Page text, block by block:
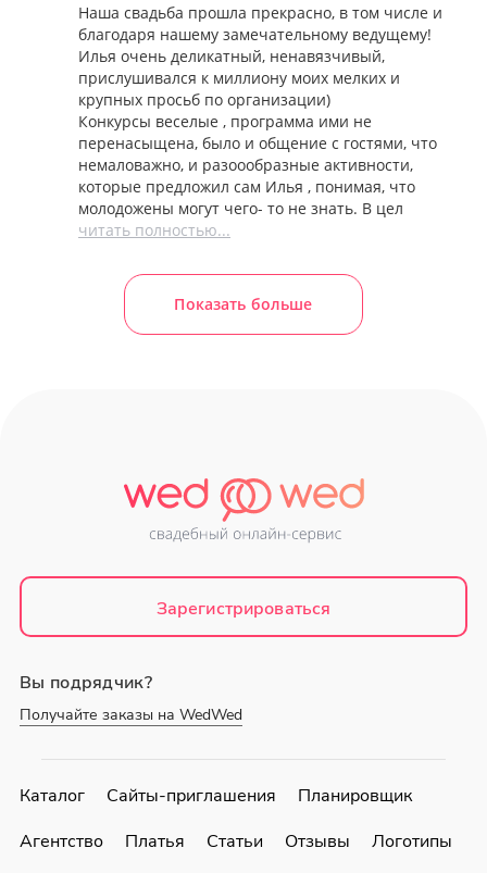
Наша свадьба прошла прекрасно, в том числе и
благодаря нашему замечательному ведущему!
Илья очень деликатный, ненавязчивый,
прислушивался к миллиону моих мелких и
крупных просьб по организации)
Конкурсы веселые , программа ими не
перенасыщена, было и общение с гостями, что
немаловажно, и разоообразные активности,
которые предложил сам Илья , понимая, что
молодожены могут чего- то не знать. В цел
читать полностью...
Показать больше
Зарегистрироваться
Вы подрядчик?
Получайте заказы на WedWed
Каталог Сайты-приглашения
Планировщик
Агентство
Платья Статьи Отзывы
Логотипы